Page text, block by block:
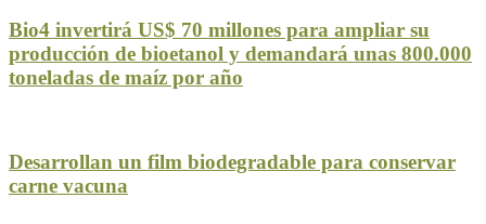
Bio4 invertirá US$ 70 millones para ampliar su
producción de bioetanol y demandará unas 800.000
toneladas de maíz por año
Desarrollan un film biodegradable para conservar
carne vacuna